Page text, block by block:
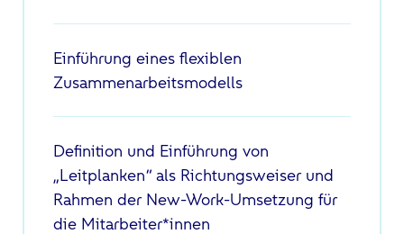
Einführung eines flexiblen
Zusammenarbeitsmodells
Definition und Einführung von
„Leitplanken“ als Richtungsweiser und
Rahmen der New-Work-Umsetzung für
die Mitarbeiter*innen